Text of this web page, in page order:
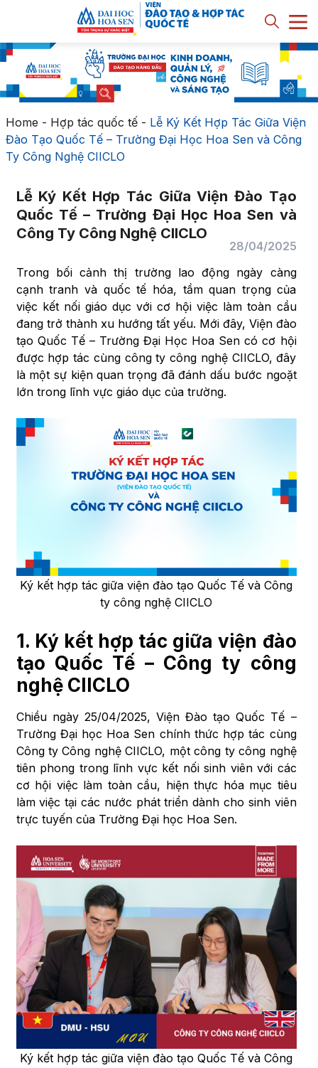
Home - Hợp tác quốc tế- Lễ Ký Kết Hợp Tác Giữa Viện
Đào Tạo Quốc Tế – Trường Đại Học Hoa Sen và Công
Ty Công Nghệ CIICLO
Lễ Ký Kết Hợp Tác Giữa Viện Đào Tạo
Quốc Tế – Trường Đại Học Hoa Sen và
Công Ty Công Nghệ CIICLO
28/04/2025
Trong bối cảnh thị trường lao động ngày càng
cạnh tranh và quốc tế hóa, tầm quan trọng của
việc kết nối giáo dục với cơ hội việc làm toàn cầu
đang trở thành xu hướng tất yếu. Mới đây, Viện đào
tạo Quốc Tế – Trường Đại Học Hoa Sen có cơ hội
được hợp tác cùng công ty công nghệ CIICLO, đây
là một sự kiện quan trọng đã đánh dấu bước ngoặt
lớn trong lĩnh vực giáo dục của trường.
Ký kết hợp tác giữa viện đào tạo Quốc Tế và Công
ty công nghệ CIICLO
1. Ký kết hợp tác giữa viện đào
tạo Quốc Tế – Công ty công
nghệ CIICLO
Chiều ngày 25/04/2025, Viện Đào tạo Quốc Tế –
Trường Đại học Hoa Sen chính thức hợp tác cùng
Công ty Công nghệ CIICLO, một công ty công nghệ
tiên phong trong lĩnh vực kết nối sinh viên với các
cơ hội việc làm toàn cầu, hiện thực hóa mục tiêu
làm việc tại các nước phát triển dành cho sinh viên
trực tuyến của Trường Đại học Hoa Sen.
Ký kết hợp tác giữa viện đào tạo Quốc Tế và Công